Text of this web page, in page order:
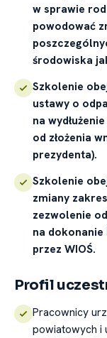
w sprawie
powodować
środowiska
Szkolenie
ustawy o
na
od złożenia
prezydenta).
Szkolenie
zmiany
zezwolenie
na
przez WIOŚ.
Profil
Pracownicy
powiatowych i